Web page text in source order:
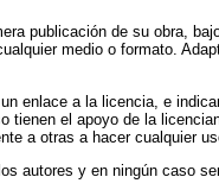
publicación de su obra,
medio o formato.
enlace a la licencia, e
tienen el apoyo de la
a otras a hacer cualquier
autores y en ningún caso